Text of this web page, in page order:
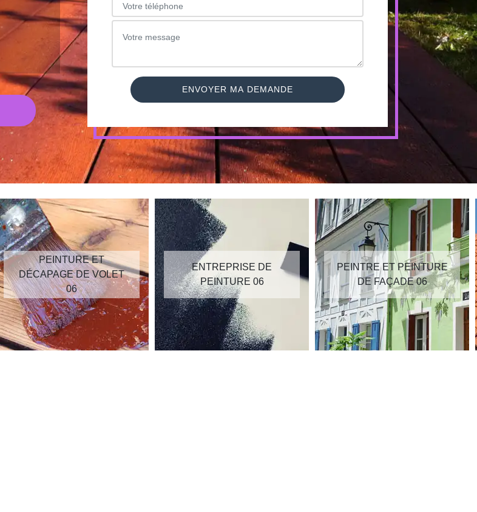
PEINTURE ET
DÉCAPAGE DE VOLET
06
ENTREPRISE DE
PEINTURE 06
PEINTRE ET PEINTURE
DE FAÇADE 06